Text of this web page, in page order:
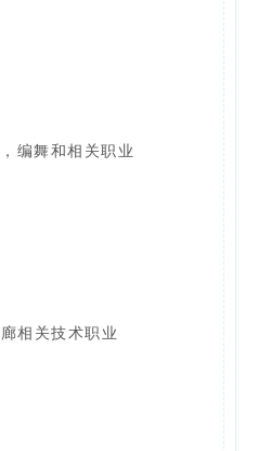
编舞和相关职业
相关技术职业